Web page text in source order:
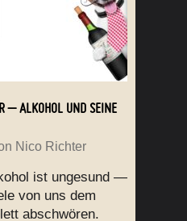
– ALKOHOL UND SEINE
Nico Richter
ist ungesund —
von uns dem
abschwören.